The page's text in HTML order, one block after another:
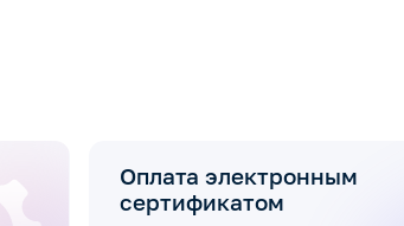
Оплата электронным
сертификатом